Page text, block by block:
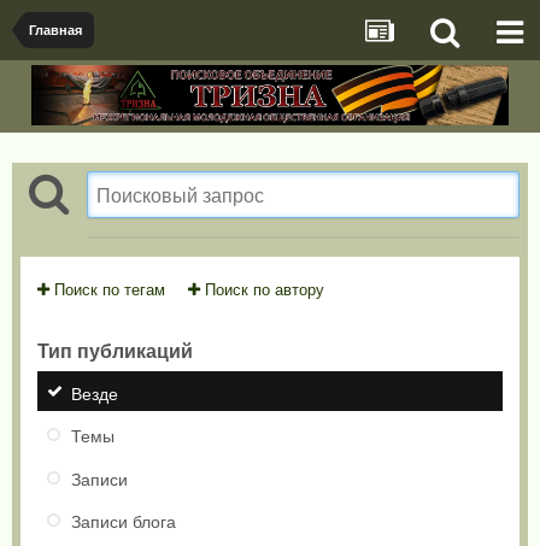
Главная
Поиск по тегам Поиск по автору
Тип публикаций
Везде
Темы
Записи
Записи блога